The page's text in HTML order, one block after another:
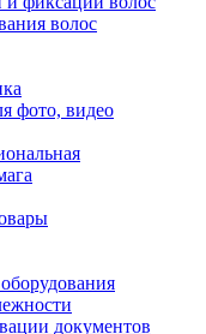
волос
фото, видео
документов